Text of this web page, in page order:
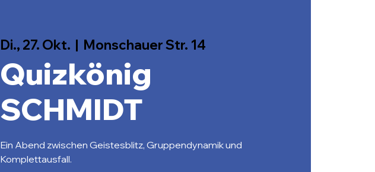
Di., 27. Okt.
  |
Monschauer Str. 14
Quizkönig
SCHMIDT
Ein Abend zwischen Geistesblitz, Gruppendynamik und
Komplettausfall.